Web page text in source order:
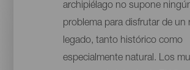
archipiélago no supone
problema para disfrutar de un
legado, tanto histórico como
especialmente natural. Los